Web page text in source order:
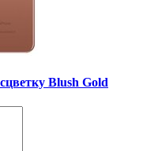
Blush Gold